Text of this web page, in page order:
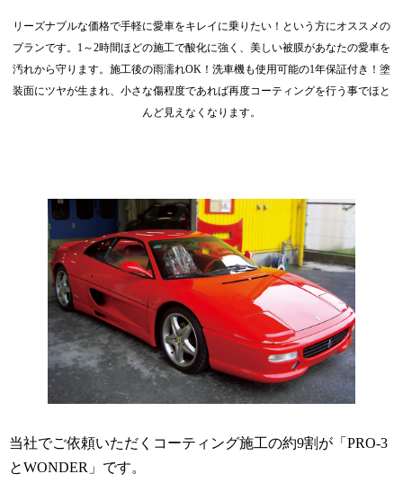
リーズナブルな価格で手軽に愛車をキレイに乗りたい！という方にオススメの
プランです。1～2時間ほどの施工で酸化に強く、美しい被膜があなたの愛車を
汚れから守ります。施工後の雨濡れOK！洗車機も使用可能の1年保証付き！塗
装面にツヤが生まれ、小さな傷程度であれば再度コーティングを行う事でほと
んど見えなくなります。
当社でご依頼いただくコーティング施工の約9割が「PRO-3
とWONDER」です。